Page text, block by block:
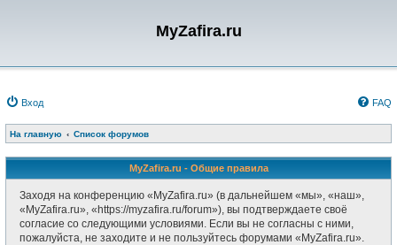
MyZafira.ru
Вход FAQ
На главную Список форумов
MyZafira.ru - Общие правила
Заходя на конференцию «MyZafira.ru» (в дальнейшем «мы», «наш»,
«MyZafira.ru», «https://myzafira.ru/forum»), вы подтверждаете своё
согласие со следующими условиями. Если вы не согласны с ними,
пожалуйста, не заходите и не пользуйтесь форумами «MyZafira.ru».